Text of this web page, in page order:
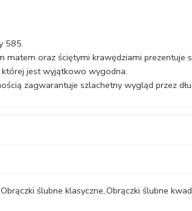
585.
matem oraz ściętymi krawędziami prezentuje
jest wyjątkowo wygodna.
zagwarantuje szlachetny wygląd przez
Obrączki ślubne klasyczne,Obrączki ślubne